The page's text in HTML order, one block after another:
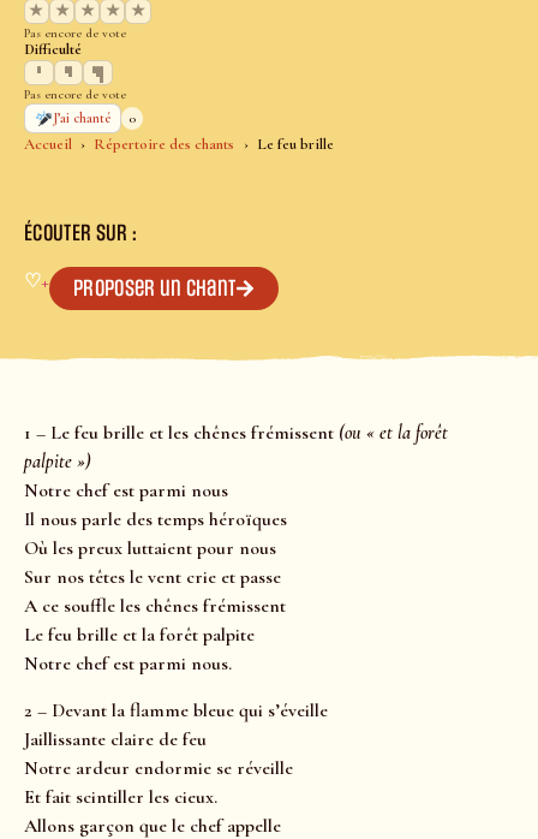
Accueil Répertoire des chants Le feu brille
★
★ ★ ★ ★
Pas encore de vote
Difficulté
Pas encore de vote
J’ai chanté
0
ÉCOUTER SUR :
♡+ Proposer un chant
1 – Le feu brille et les chênes frémissent (ou « et la forêt
palpite »)
Notre chef est parmi nous
Il nous parle des temps héroïques
Où les preux luttaient pour nous
Sur nos têtes le vent crie et passe
A ce souffle les chênes frémissent
Le feu brille et la forêt palpite
Notre chef est parmi nous.
2 – Devant la flamme bleue qui s’éveille
Jaillissante claire de feu
Notre ardeur endormie se réveille
Et fait scintiller les cieux.
Allons garçon que le chef appelle